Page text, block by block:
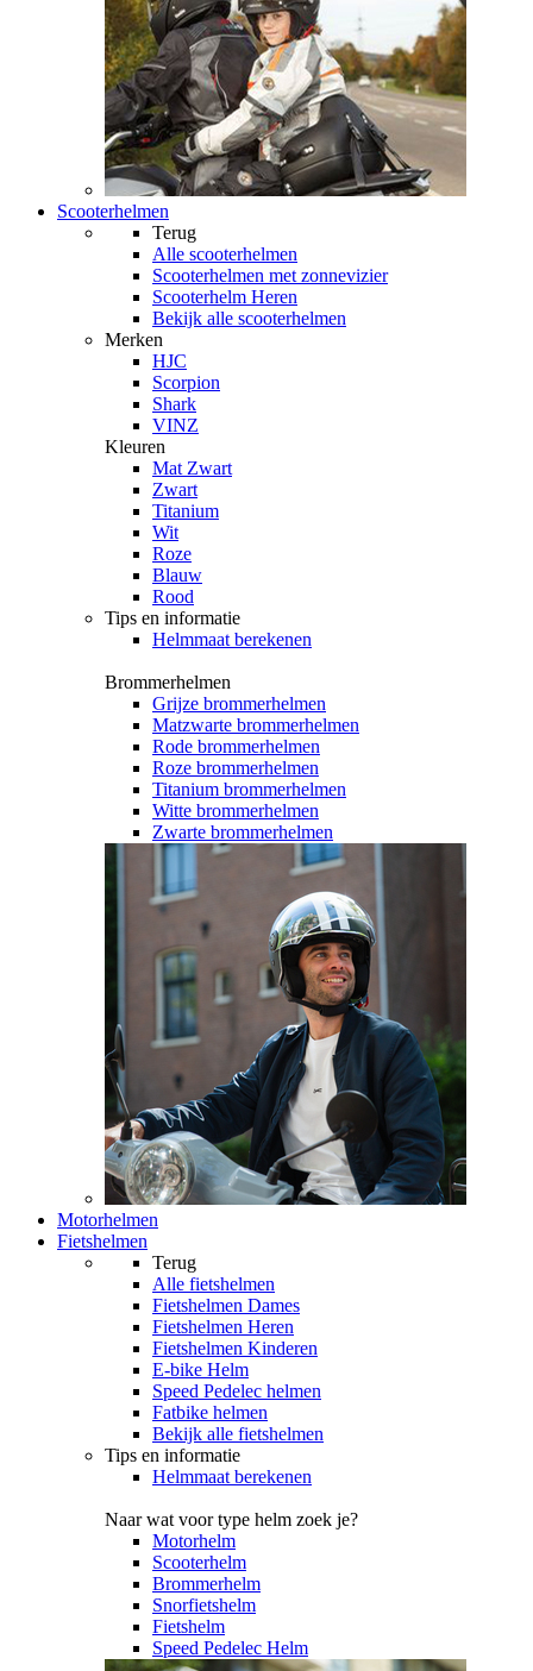
Scooterhelmen
Terug
Alle scooterhelmen
Scooterhelmen met zonnevizier
Scooterhelm Heren
Bekijk alle scooterhelmen
Merken
HJC
Scorpion
Shark
VINZ
Kleuren
Mat Zwart
Zwart
Titanium
Wit
Roze
Blauw
Rood
Tips en informatie
Helmmaat berekenen
Brommerhelmen
Grijze brommerhelmen
Matzwarte brommerhelmen
Rode brommerhelmen
Roze brommerhelmen
Titanium brommerhelmen
Witte brommerhelmen
Zwarte brommerhelmen
Motorhelmen
Fietshelmen
Terug
Alle fietshelmen
Fietshelmen Dames
Fietshelmen Heren
Fietshelmen Kinderen
E-bike Helm
Speed Pedelec helmen
Fatbike helmen
Bekijk alle fietshelmen
Tips en informatie
Helmmaat berekenen
Naar wat voor type helm zoek je?
Motorhelm
Scooterhelm
Brommerhelm
Snorfietshelm
Fietshelm
Speed Pedelec Helm